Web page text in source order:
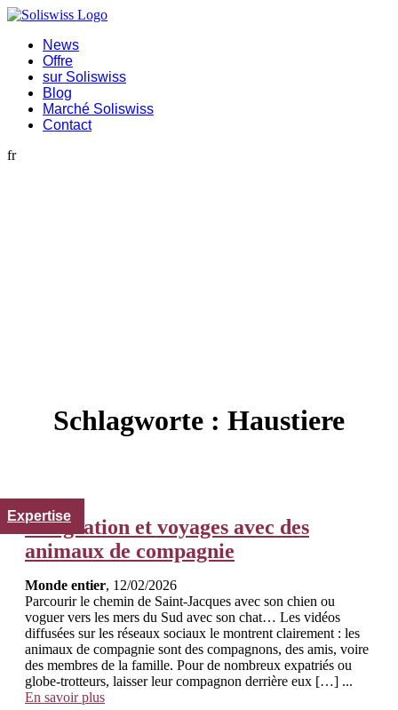
News
Offre
sur Soliswiss
Blog
Marché Soliswiss
Contact
fr
Schlagworte : Haustiere
Expertise
Émigration et voyages avec des
animaux de compagnie
Monde entier, 12/02/2026
Parcourir le chemin de Saint-Jacques avec son chien ou
voguer vers les mers du Sud avec son chat… Les vidéos
diffusées sur les réseaux sociaux le montrent clairement : les
animaux de compagnie sont des compagnons, des amis, voire
des membres de la famille. Pour de nombreux expatriés ou
globe-trotteurs, laisser leur compagnon derrière eux […] ...
En savoir plus